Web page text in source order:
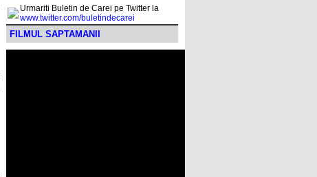
Urmariti Buletin de Carei pe Twitter la
www.twitter.com/buletindecarei
FILMUL SAPTAMANII